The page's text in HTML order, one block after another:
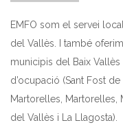
EMFO som el servei
del Vallès. I també
municipis del Baix
d’ocupació (Sant Fost
Martorelles, Martorelles,
del Vallès i La Llagosta).